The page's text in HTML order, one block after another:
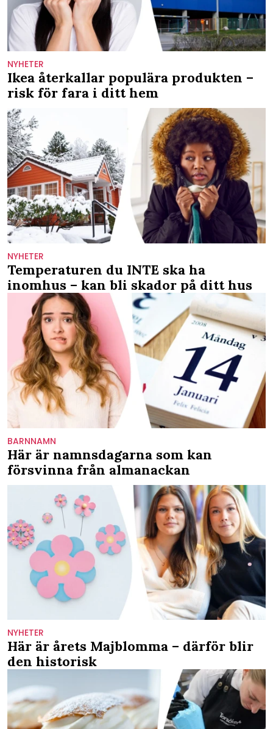
NYHETER
Ikea återkallar populära produkten –
risk för fara i ditt hem
NYHETER
Temperaturen du INTE ska ha
inomhus – kan bli skador på ditt hus
BARNNAMN
Här är namnsdagarna som kan
försvinna från almanackan
NYHETER
Här är årets Majblomma – därför blir
den historisk